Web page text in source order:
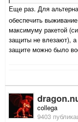
Еще раз. Для
обеспечить
максимуму ракетой
защиты не влезают),
защите можно было
collega
9403